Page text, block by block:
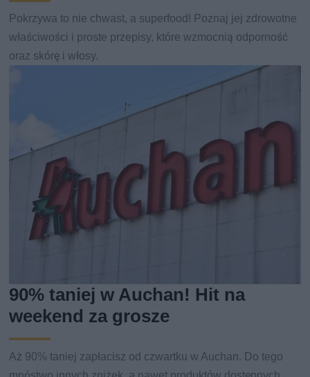
Pokrzywa to nie chwast, a superfood! Poznaj jej zdrowotne
właściwości i proste przepisy, które wzmocnią odporność
oraz skórę i włosy.
90% taniej w Auchan! Hit na
weekend za grosze
Aż 90% taniej zapłacisz od czwartku w Auchan. Do tego